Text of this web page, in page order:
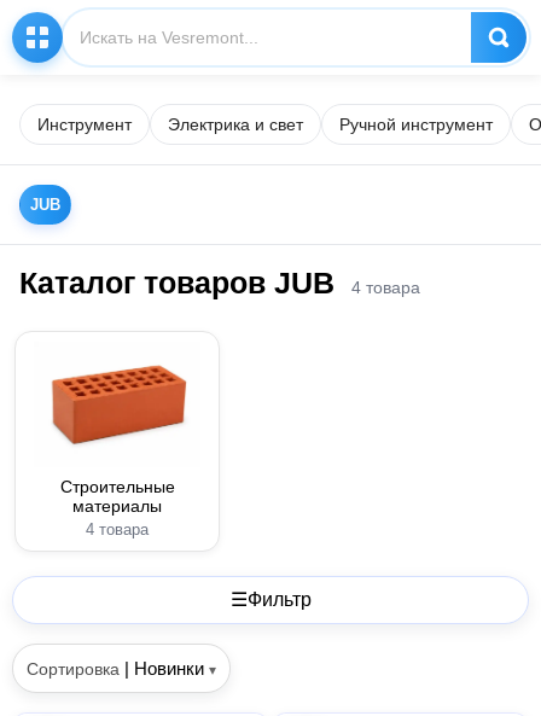
Инструмент Электрика и свет Ручной инструмент
JUB
Каталог товаров JUB 4 товара
Строительные
материалы
4 товара
☰Фильтр
Сортировка | Новинки ▾